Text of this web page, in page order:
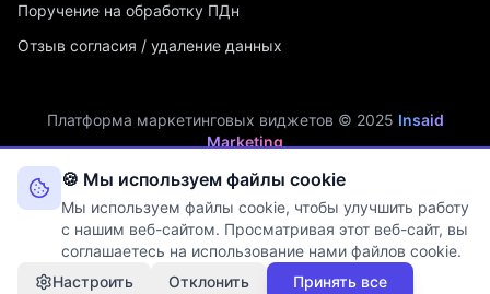
Поручение на обработку ПДн
Отзыв согласия / удаление данных
Платформа маркетинговых виджетов © 2025 Insaid
Marketing
ИП Мухамадеев Р.А. | ИНН: 740704342750 | ОГРНИП:
321745600019048
Оператор персональных данных. Рег. № 74-25-030077 в реестре
Роскомнадзора (Приказ № 108 от 03.06.2025)
🍪 Мы используем файлы cookie
Мы используем файлы cookie, чтобы улучшить работу
с нашим веб-сайтом. Просматривая этот веб-сайт, вы
соглашаетесь на использование нами файлов cookie.
Настроить
Отклонить Принять все